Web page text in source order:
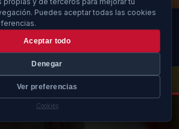
Puedes aceptar todas las cookies
Aceptar todo
Denegar
Ver preferencias
Cookies
sobre impacto de no asistir